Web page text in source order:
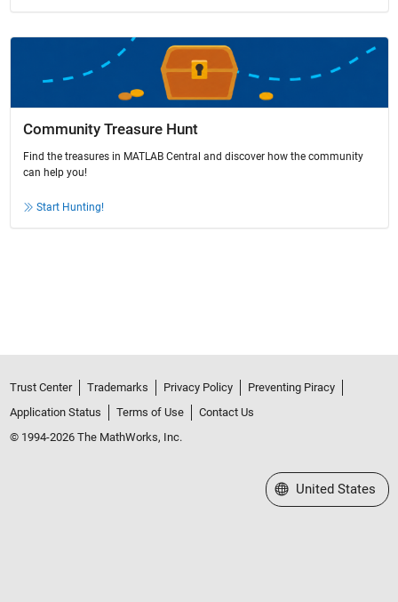
Community Treasure Hunt
Find the treasures in MATLAB Central and discover how the community
can help you!
Start Hunting!
Trust Center Trademarks Privacy Policy
Preventing Piracy
Application Status
Terms of Use
Contact Us
© 1994-2026 The MathWorks, Inc.
Select a Web Site
United States